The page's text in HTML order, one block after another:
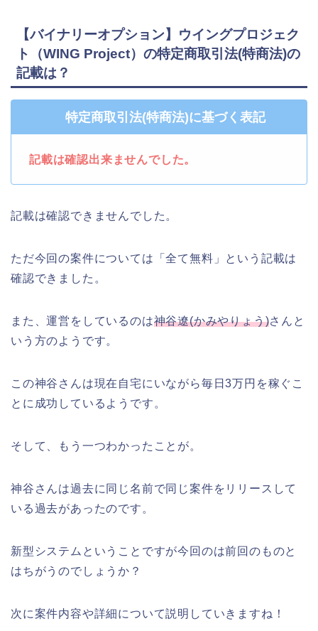
【バイナリーオプション】ウイングプロジェク
ト（WING Project）の特定商取引法(特商法)の
記載は？
特定商取引法(特商法)に基づく表記
記載は確認出来ませんでした。
記載は確認できませんでした。
ただ今回の案件については「全て無料」という記載は
確認できました。
また、運営をしているのは神谷遼(かみやりょう)さんと
いう方のようです。
この神谷さんは現在自宅にいながら毎日3万円を稼ぐこ
とに成功しているようです。
そして、もう一つわかったことが。
神谷さんは過去に同じ名前で同じ案件をリリースして
いる過去があったのです。
新型システムということですが今回のは前回のものと
はちがうのでしょうか？
次に案件内容や詳細について説明していきますね！